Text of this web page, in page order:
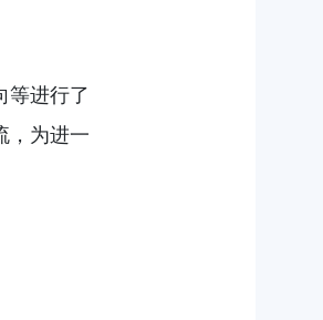
等进行了
，为进一